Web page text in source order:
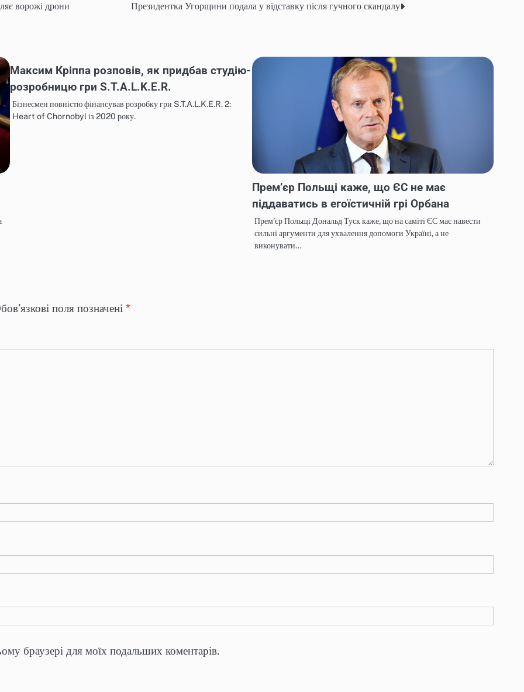
ворожі дрони Президентка Угорщини подала у відставку після гучного скандалу
Максим Кріппа розповів, як придбав студію-
розробницю гри S.T.A.L.K.E.R.
Бізнесмен повністю фінансував розробку гри S.T.A.L.K.E.R. 2:
Heart of Chornobyl із 2020 року.
Прем’єр Польщі каже, що ЄС не має
піддаватись в егоїстичній грі Орбана
Прем’єр Польщі Дональд Туск каже, що на саміті ЄС має навести
сильні аргументи для ухвалення допомоги Україні, а не
виконувати…
поля позначені *
браузері для моїх подальших коментарів.